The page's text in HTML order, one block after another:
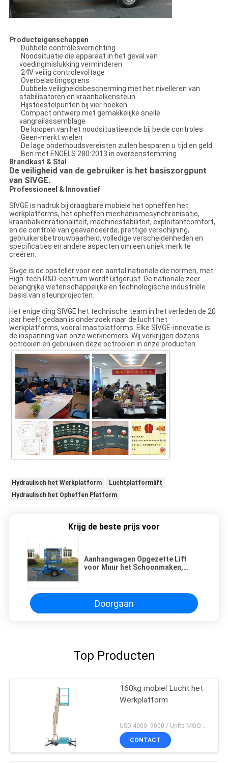
Producteigenschappen
Dubbele controlesverrichting
Noodsituatie die apparaat in het geval van
voedingmislukking verminderen
24V veilig controlevoltage
Overbelastingsgrens
Dubbele veiligheidsbescherming met het nivelleren van
stabilisatoren en kraanbalkensteun
Hijstoestelpunten bij vier hoeken
Compact ontwerp met gemakkelijke snelle
vangrailassemblage
De knopen van het noodsituatieeinde bij beide controles
Geen-merkt wielen
De lage onderhoudsvereisten zullen besparen u tijd en geld.
Ben met ENGELS 280:2013 in overeenstemming
Brandkast & Stal
De veiligheid van de gebruiker is het basiszorgpunt
van SIVGE.
Professioneel & Innovatief
SIVGE is nadruk bij draagbare mobiele het opheffen het
werkplatforms, het opheffen mechanismesynchronisatie,
kraanbalkenrationaliteit, machinestabiliteit, exploitantcomfort,
en de controle van geavanceerde, prettige verschijning,
gebruikersbetrouwbaarheid, volledige verscheidenheden en
specificaties en andere aspecten om een uniek merk te
creëren.
Sivge is de opsteller voor een aantal nationale die normen, met
High-tech R&D-centrum wordt uitgerust. De nationale zeer
belangrijke wetenschappelijke en technologische industriële
basis van steunprojecten.
Het enige ding SIVGE het technische team in het verleden de 20
jaar heeft gedaan is onderzoek naar de lucht het
werkplatforms, vooral mastplatforms. Elke SIVGE-innovatie is
de inspanning van onze werknemers. Wij verkrijgen dozens
octrooien en gebruiken deze octrooien in onze producten.
Hydraulisch het Werkplatform
Luchtplatformlift
Hydraulisch het Opheffen Platform
Krijg de beste prijs voor
Aanhangwagen Opgezette Lift
voor Muur het Schoonmaken,
Dubbele
Doorgaan
Top Producten
160kg mobiel Lucht het
Werkplatform
USD 4000- 9000 / Units MOQ:1 set
CONTACT